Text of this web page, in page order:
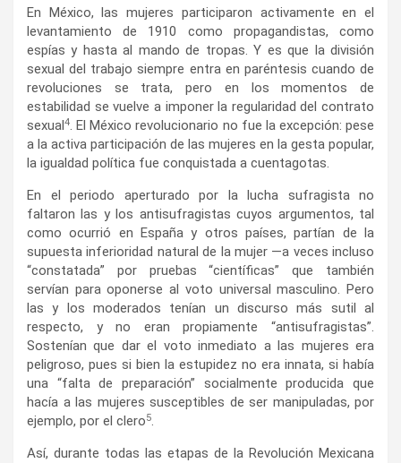
En México, las mujeres participaron activamente en el
levantamiento de 1910 como propagandistas, como
espías y hasta al mando de tropas. Y es que la división
sexual del trabajo siempre entra en paréntesis cuando de
revoluciones se trata, pero en los momentos de
estabilidad se vuelve a imponer la regularidad del contrato
sexual 4. El México revolucionario no fue la excepción: pese
a la activa participación de las mujeres en la gesta popular,
la igualdad política fue conquistada a cuentagotas.
En el periodo aperturado por la lucha sufragista no
faltaron las y los antisufragistas cuyos argumentos, tal
como ocurrió en España y otros países, partían de la
supuesta inferioridad natural de la mujer —a veces incluso
“constatada” por pruebas “científicas” que también
servían para oponerse al voto universal masculino. Pero
las y los moderados tenían un discurso más sutil al
respecto, y no eran propiamente “antisufragistas”.
Sostenían que dar el voto inmediato a las mujeres era
peligroso, pues si bien la estupidez no era innata, si había
una “falta de preparación” socialmente producida que
hacía a las mujeres susceptibles de ser manipuladas, por
ejemplo, por el clero5.
Así, durante todas las etapas de la Revolución Mexicana